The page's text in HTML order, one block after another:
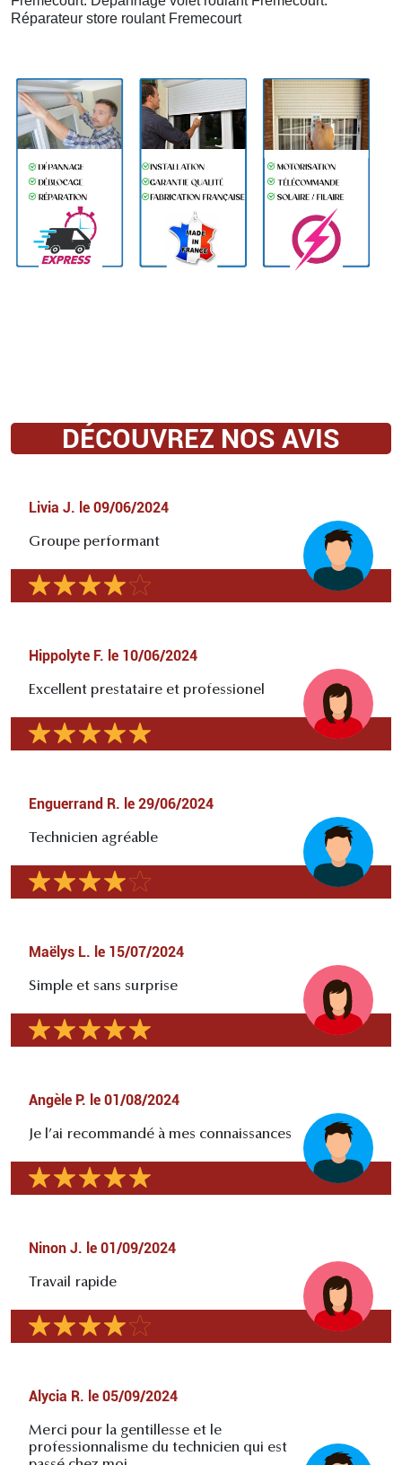
Réparateur store roulant Fremecourt
DÉCOUVREZ NOS AVIS
Livia J. le 09/06/2024
Groupe performant
Hippolyte F. le 10/06/2024
Excellent prestataire et professionel
Enguerrand R. le 29/06/2024
Technicien agréable
Maëlys L. le 15/07/2024
Simple et sans surprise
Angèle P. le 01/08/2024
Je l’ai recommandé à mes connaissances
Ninon J. le 01/09/2024
Travail rapide
Alycia R. le 05/09/2024
Merci pour la gentillesse et le
professionnalisme du technicien qui est